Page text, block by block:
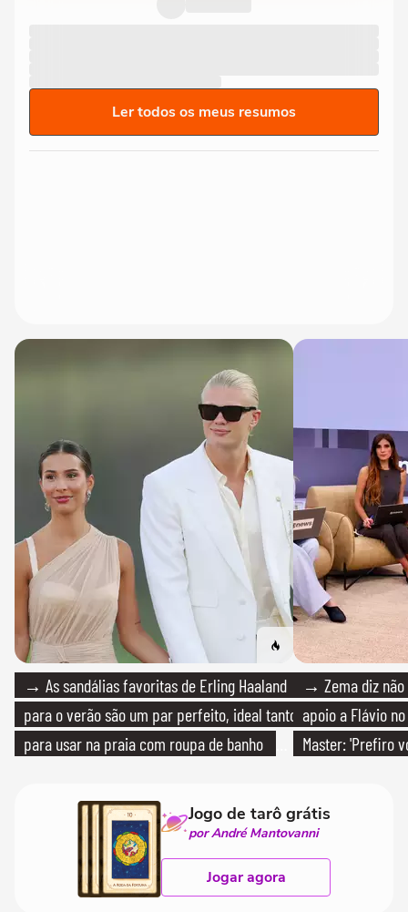
Ler todos os meus resumos
→ As sandálias favoritas de Erling Haaland
para o verão são um par perfeito, ideal tanto
para usar na praia com roupa de banho
→ Zema diz
apoio a Flávio
Master: 'Prefiro
Jogo de tarô grátis
por André Mantovanni
Jogar agora